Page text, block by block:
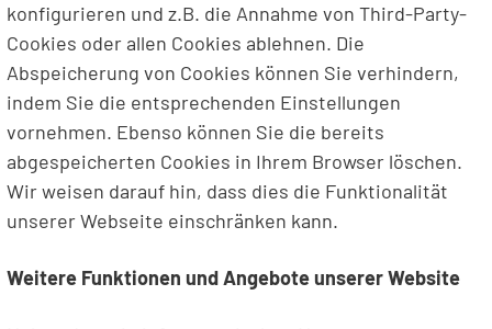
konfigurieren und z.B. die Annahme von Third-Party-
Cookies oder allen Cookies ablehnen. Die
Abspeicherung von Cookies können Sie verhindern,
indem Sie die entsprechenden Einstellungen
vornehmen. Ebenso können Sie die bereits
abgespeicherten Cookies in Ihrem Browser löschen.
Wir weisen darauf hin, dass dies die Funktionalität
unserer Webseite einschränken kann.
Weitere Funktionen und Angebote unserer Website